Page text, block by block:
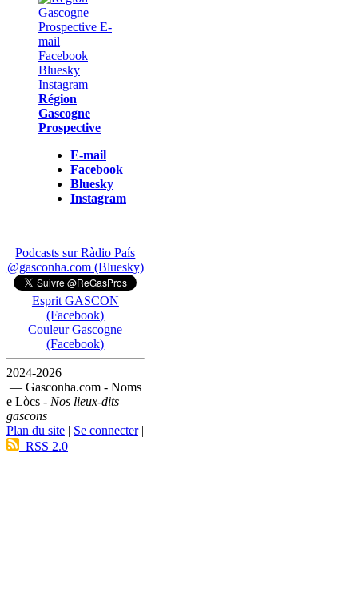
Région
Gascogne
Prospective
E-mail
Facebook
Bluesky
Instagram
Podcasts sur Ràdio País
@gasconha.com (Bluesky)
Esprit GASCON
(Facebook)
Couleur Gascogne
(Facebook)
2024-2026
— Gasconha.com - Noms
e Lòcs - Nos lieux-dits
gascons
Plan du site | Se connecter|
RSS 2.0